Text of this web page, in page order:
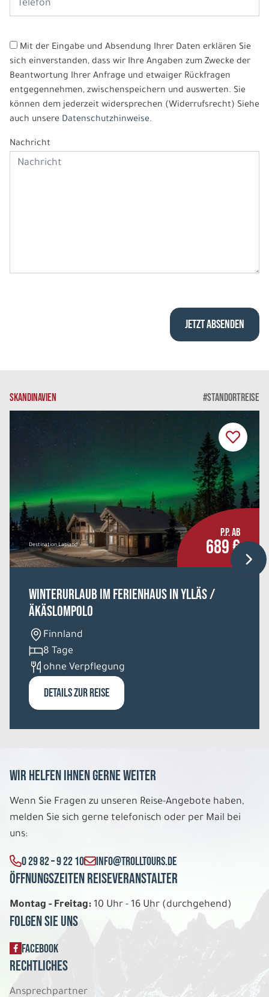
Mit der Eingabe und Absendung Ihrer Daten erklären Sie
sich einverstanden, dass wir Ihre Angaben zum Zwecke der
Beantwortung Ihrer Anfrage und etwaiger Rückfragen
entgegennehmen, zwischenspeichern und auswerten. Sie
können dem jederzeit widersprechen (Widerrufsrecht) Siehe
auch unsere Datenschutzhinweise.
Nachricht
SKANDINAVIEN #STANDORTREISE
Destination Lapland
P.P. AB
689 €
Winterurlaub im Ferienhaus in Ylläs /
Äkäslompolo
Finnland
8 Tage
ohne Verpflegung
DETAILS ZUR REISE
Wir helfen Ihnen gerne weiter
Wenn Sie Fragen zu unseren Reise-Angebote haben,
melden Sie sich gerne telefonisch oder per Mail bei
uns:
0 29 82 – 9 22 10 INFO@TROLLTOURS.DE
Öffnungszeiten Reiseveranstalter
Montag - Freitag: 10 Uhr - 16 Uhr (durchgehend)
Folgen Sie uns
FACEBOOK
Rechtliches
Ansprechpartner